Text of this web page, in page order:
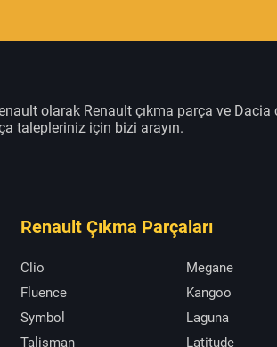
olarak Renault çıkma parça ve
talepleriniz için bizi arayın.
Renault Çıkma Parçaları
Clio
Megane
Fluence
Kangoo
Symbol
Laguna
Talisman
Latitude